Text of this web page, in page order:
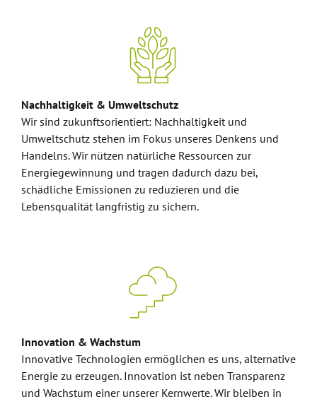
Nachhaltigkeit & Umweltschutz
Wir sind zukunftsorientiert: Nachhaltigkeit und
Umweltschutz stehen im Fokus unseres Denkens und
Handelns. Wir nützen natürliche Ressourcen zur
Energiegewinnung und tragen dadurch dazu bei,
schädliche Emissionen zu reduzieren und die
Lebensqualität langfristig zu sichern.
Innovation & Wachstum
Innovative Technologien ermöglichen es uns, alternative
Energie zu erzeugen. Innovation ist neben Transparenz
und Wachstum einer unserer Kernwerte. Wir bleiben in